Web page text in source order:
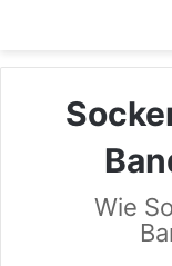
Wie